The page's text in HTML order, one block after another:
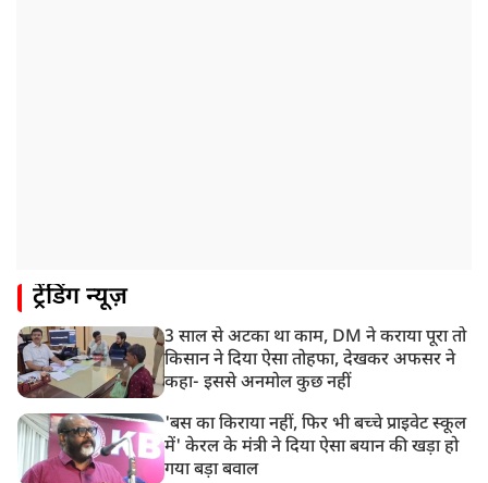
सलमान खान के घर के बाहर ड्यूटी पर तैनात पुलिसकर्मी की मौत,
8:23 AM
देश के कई हिस्सों में भारी बारिश के आसार, मौसम विभाग ने
जारी किया अलर्ट
ट्रेंडिंग न्यूज़
3 साल से अटका था काम, DM ने कराया पूरा तो
किसान ने दिया ऐसा तोहफा, देखकर अफसर ने
कहा- इससे अनमोल कुछ नहीं
'बस का किराया नहीं, फिर भी बच्चे प्राइवेट स्कूल
में' केरल के मंत्री ने दिया ऐसा बयान की खड़ा हो
गया बड़ा बवाल